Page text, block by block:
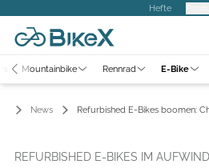
Hefte
Mountainbike Rennrad E-Bike
News Refurbished E-Bikes boomen:
REFURBISHED E-BIKES IM AUFWIND